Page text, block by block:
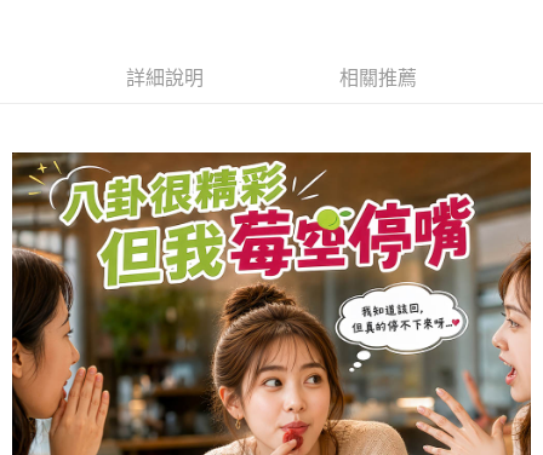
１．簡單：不需註冊會員、不需綁卡、不需儲值。
【「AFTEE先享後付」結帳流程】
１．於結帳方式選擇「AFTEE先享後付」後，將跳轉至「AFTEE先享後付」
結帳頁面，進行簡訊認證並確認金額後，即可完成結帳。
２．訂單成立數日內，您將收到繳費通知簡訊。
３．收到繳費通知簡訊後14天內，點擊此簡訊中的連結，可透過四大超商／
ATM／網路銀行／等多元方式進行付款，方視為交易完成。
※ 請注意：結帳手續完成當下不需立刻繳費，但若您需要取消訂單，請聯絡
購買商品的店家。未經商家同意取消之訂單仍視為有效，需透過AFTEE先享
後付繳納相關費用。
※ 交易是否成功請以「AFTEE先享後付 」之結帳頁面顯示為準，若有關於
是否繳費成功／繳費後需取消欲退款等相關疑問，請聯繫「AFTEE先享後付
客戶支援中心」https://netprotections.freshdesk.com/support/home
【注意事項】
每筆NT$60，滿NT$699(含以上)免運費
付款後全家取貨
每筆NT$60，滿NT$699(含以上)免運費
7-11取貨付款
每筆NT$60，滿NT$699(含以上)免運費
付款後7-11取貨
每筆NT$60，滿NT$699(含以上)免運費
宅配
詳細說明 相關推薦